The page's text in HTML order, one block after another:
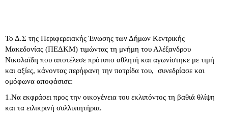
Το Δ.Σ της Περιφερειακής Ένωσης των Δήμων Κεντρικής
Μακεδονίας (ΠΕΔΚΜ) τιμώντας τη μνήμη του Αλέξανδρου
Νικολαϊδη που αποτέλεσε πρότυπο αθλητή και αγωνίστηκε με τιμή
και αξίες, κάνοντας περήφανη την πατρίδα του, συνεδρίασε και
ομόφωνα αποφάσισε:
1.Να εκφράσει προς την οικογένεια του εκλιπόντος τη βαθιά θλίψη
και τα ειλικρινή συλλυπητήρια.